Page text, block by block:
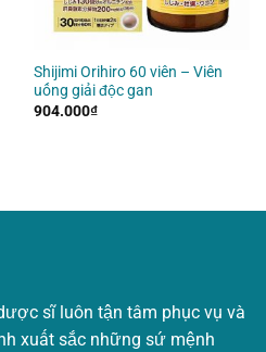
Shijimi Orihiro 60 viên – Viên
uống giải độc gan
904.000₫
sĩ luôn tận tâm phục vụ và
xuất sắc những sứ mệnh